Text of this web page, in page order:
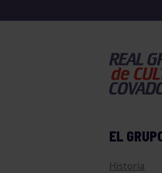
EL
Historia